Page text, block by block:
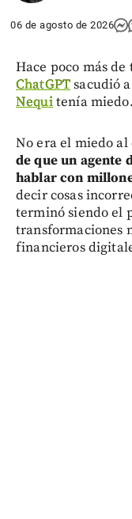
06 de agosto de 2026
Hace poco más
ChatGPTsacudió
Nequitenía miedo.
No era el miedo al
de que un
hablar con
decir cosas
terminó siendo el
transformaciones
financieros